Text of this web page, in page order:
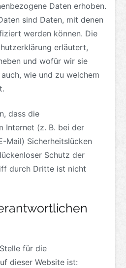
Daten erhoben.
sind Daten, mit denen
werden können. Die
erläutert,
und wofür wir sie
wie und zu welchem
dass die
Internet (z. B. bei der
Mail) Sicherheitslücken
Schutz der
durch Dritte ist nicht
für die
dieser Website ist: